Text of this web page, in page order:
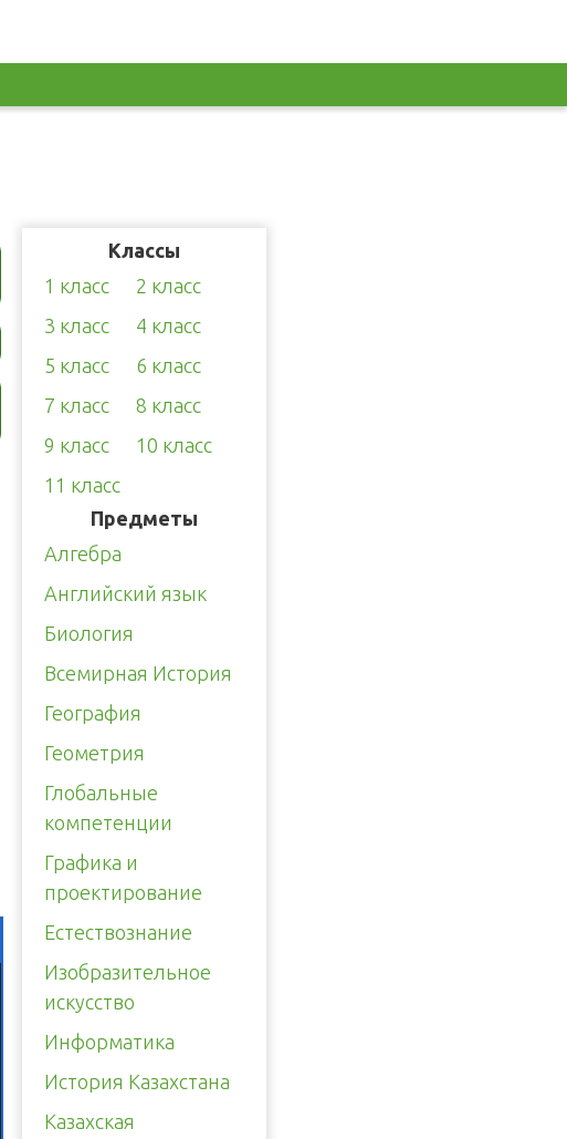
Классы
1 класс
2 класс
3 класс
4 класс
5 класс
6 класс
7 класс
8 класс
9 класс
10 класс
11 класс
Предметы
Алгебра
Английский язык
Биология
Всемирная История
География
Геометрия
Глобальные
компетенции
Графика и
проектирование
Естествознание
Изобразительное
искусство
Информатика
История Казахстана
Казахская